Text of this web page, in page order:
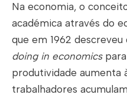
Na economia, o
académica através do
que em 1962
doing in economicspara
produtividade aumenta
trabalhadores